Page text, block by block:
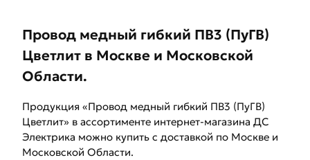
Провод медный гибкий ПВ3 (ПуГВ)
Цветлит в Москве и Московской
Области.
Продукция «Провод медный гибкий ПВ3 (ПуГВ)
Цветлит» в ассортименте интернет-магазина ДС
Электрика можно купить с доставкой по Москве и
Московской Области.